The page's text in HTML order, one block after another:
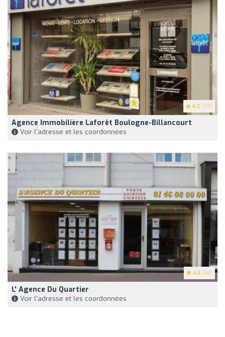
4.3 (113)
Agence Immobilière Laforêt Boulogne-Billancourt
Voir l'adresse et les coordonnées
4.3 (48)
L' Agence Du Quartier
Voir l'adresse et les coordonnées